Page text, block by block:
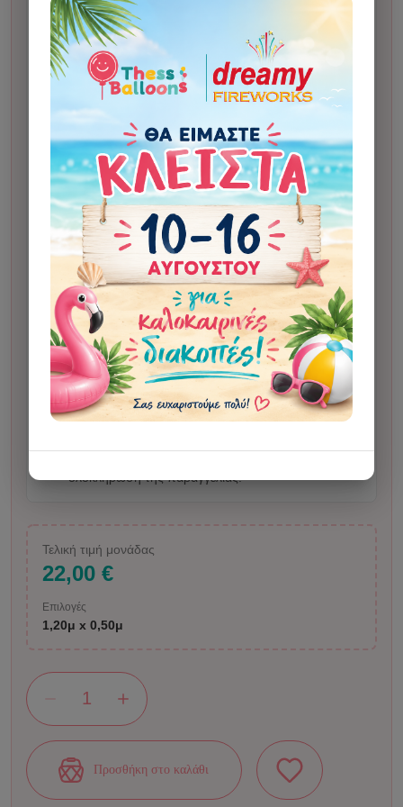
1 Κάνετε την παραγγελία σας.
2
Σας στέλνουμε προσχέδιο για έγκριση πριν το
δώσουμε για εκτύπωση. Η αποστολή γίνεται στο
Viber ή, αν δεν υπάρχει, στο email.
Μετά την έγκριση, το δίνουμε για εκτύπωση.
Μόλις το έχουμε στο κατάστημα και είναι έτοιμο για
παραλαβή ή αποστολή, θα λάβετε αυτόματο email
ολοκλήρωσης.
Αν οι οδηγίες αλλάζουν σημαντικά το τελικό
αποτέλεσμα σε σχέση με το αρχικό σχέδιο, μπορεί
να υπάρξει επιπλέον χρέωση 5€ για custom
σχεδίαση. Η χρέωση γίνεται μόνο κατόπιν
ενημέρωσης και έγκρισης από τον πελάτη.
Σε κάποια σχέδια μπορεί να χρησιμοποιηθεί
τεχνητή νοημοσύνη για την παραγωγή της εικόνας.
Σε απεικόνιση ανθρώπου ενδέχεται να υπάρξει
μικρή αλλοίωση. Με την αποστολή φωτογραφίας ή
οδηγιών επιβεβαιώνετε ότι έχετε τα δικαιώματα
χρήσης του υλικού και μας δίνετε άδεια να το
επεξεργαστούμε εμείς και, όπου χρειάζεται,
ολοκλήρωση της παραγγελίας.
Τελική τιμή μονάδας
22,00 €
Επιλογές
1,20μ x 0,50μ
Προσθήκη στο καλάθι